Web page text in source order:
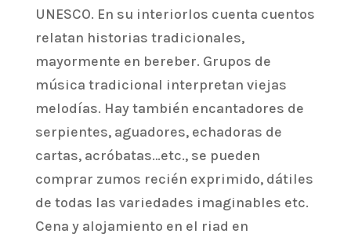
UNESCO. En su interiorlos cuenta cuentos
relatan historias tradicionales,
mayormente en bereber. Grupos de
música tradicional interpretan viejas
melodías. Hay también encantadores de
serpientes, aguadores, echadoras de
cartas, acróbatas…etc., se pueden
comprar zumos recién exprimido, dátiles
de todas las variedades imaginables etc.
Cena y alojamiento en el riad en